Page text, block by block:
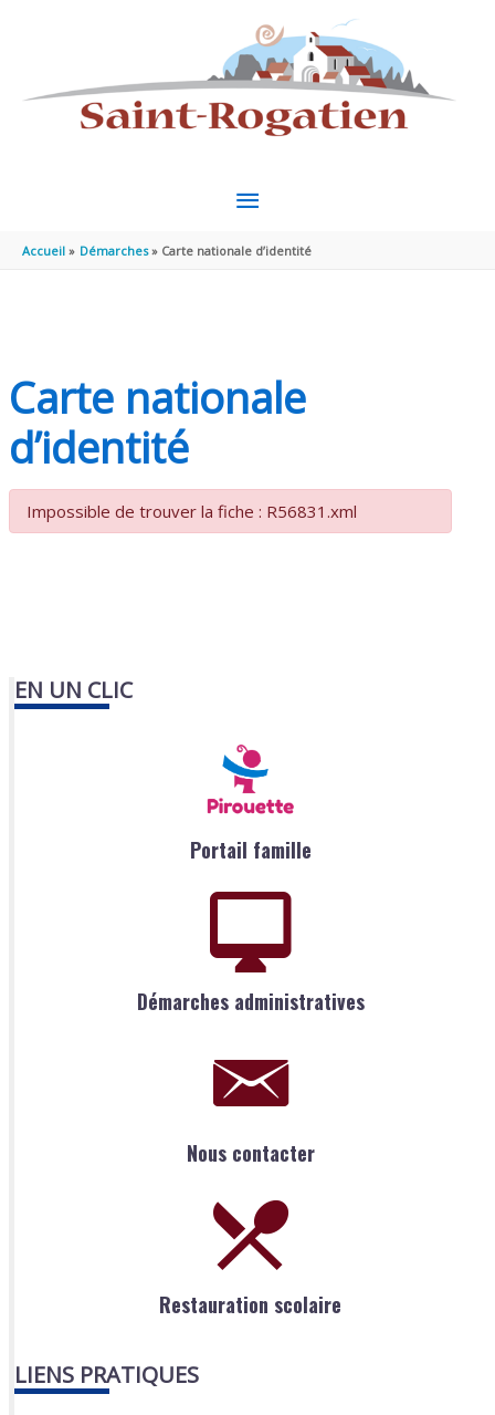
MENU
PRINCIPAL
Accueil Démarches Carte nationale d’identité
Carte nationale
d’identité
Impossible de trouver la fiche : R56831.xml
EN UN CLIC
Portail famille
Démarches administratives
Nous contacter
Restauration scolaire
LIENS PRATIQUES